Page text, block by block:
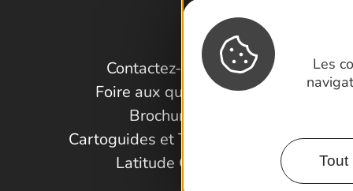
Les
Tout
Contactez-nous !
Foire aux questions
Brochures
Cartoguides et Topoguides
Latitude Gard